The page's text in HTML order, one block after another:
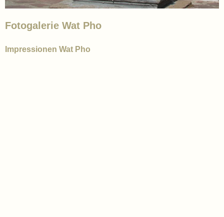
Fotogalerie Wat Pho
Impressionen Wat Pho